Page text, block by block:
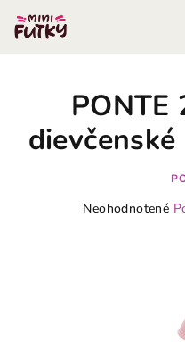
obsah
PONTE
Priemerné
Neohodnotené